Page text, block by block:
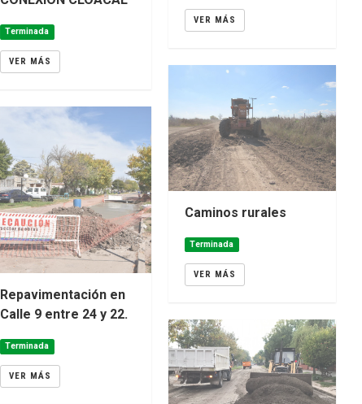
Terminada
VER MÁS
VER MÁS
Caminos rurales
Terminada
VER MÁS
Repavimentación en
Calle 9 entre 24 y 22.
Terminada
VER MÁS